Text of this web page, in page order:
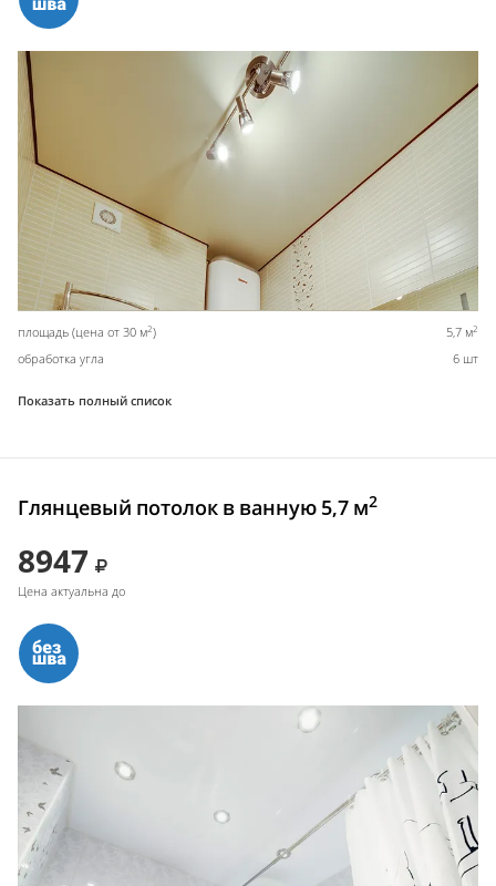
площадь (цена от 30 м2) 5,7 м2
обработка угла 6 шт
Показать полный список
Глянцевый потолок в ванную 5,7 м2
8947
Цена актуальна до